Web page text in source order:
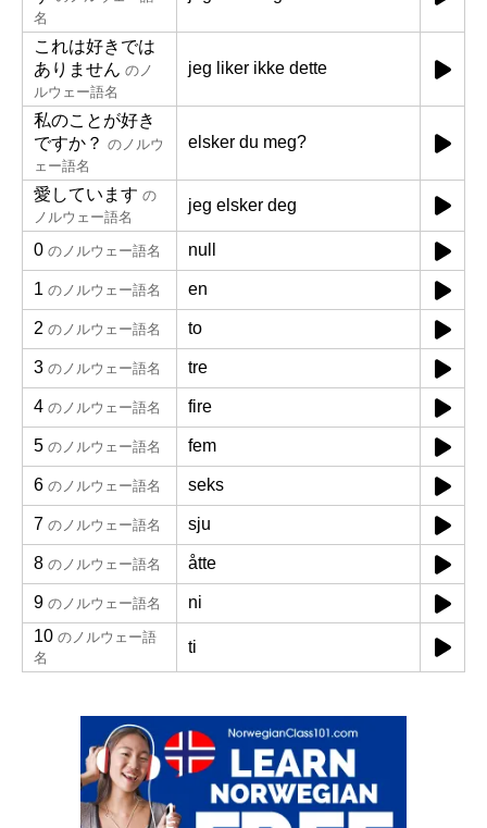
名
これは好きでは
ありません のノ
ルウェー語名
jeg liker ikke dette
私のことが好き
ですか？ のノルウ
ェー語名
elsker du meg?
愛しています の
ノルウェー語名
jeg elsker deg
0 のノルウェー語名 null
1 のノルウェー語名 en
2 のノルウェー語名 to
3 のノルウェー語名 tre
4 のノルウェー語名 fire
5 のノルウェー語名 fem
6 のノルウェー語名 seks
7 のノルウェー語名 sju
8 のノルウェー語名 åtte
9 のノルウェー語名
ni
10 のノルウェー語
名
ti